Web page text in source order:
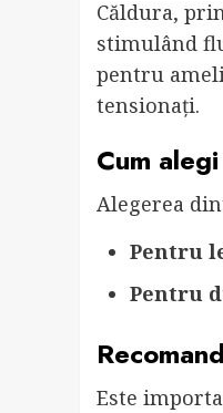
Căldura,
stimulând
pentru
tensionați.
Cum
Alegerea
Pentru
Pentru
Este